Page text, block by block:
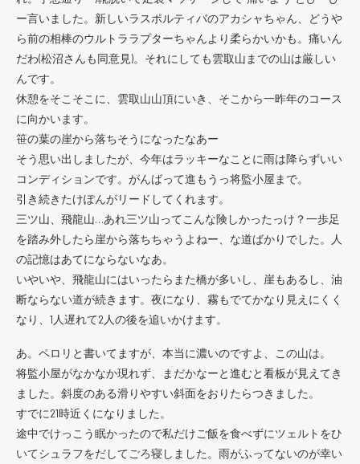
ー言いました。新しいラスポルティバのアカシャちゃん、どうや
ら前の相棒のウルトララプターちゃんより柔らかいかも。痛いん
だわ(松沼さんも同意見)。それにしても雲取山までの山は厳しい
んです。
休憩をそこそこに、雲取山山頂にいき、そこから一昨年のコース
に向かいます。
笹の葉の崖から落ちそうになったなあー
そう思い出しましたが、今年はラッキーなことに雨は降らずいい
コンディションです。がんばって進もうっ将監小屋まで。
引き続きたけぽんがリードしてくれます。
三ツ山、飛龍山…あれ三ツ山ってこんな険しかったっけ？一歩足
を踏み外したら崖から落ちちゃうよねー、な道ばかりでした。人
の記憶はあてにならないなあ。
いやいや、飛龍山にはいったらまた橋が多いし、崖もあるし、油
断ならない道が続きます。夜になり、霧もでてかなり見えにくく
なり、1人遅れて2人の後を追いかけます。
あ。ペロリと書いてますが、本当に濃いのですよ、この山は。
将監小屋がなかなか現れず、まだかなーと進むと看板が見えてき
ました。斜度のある滑りやすい斜面をおりたらつきました。
すでに21時近くになりました。
途中でけっこう眠かったので私だけご飯を食べずにツェルトをひ
いてシュラフをだしてごろ寝しました。雨がふってないのが幸い